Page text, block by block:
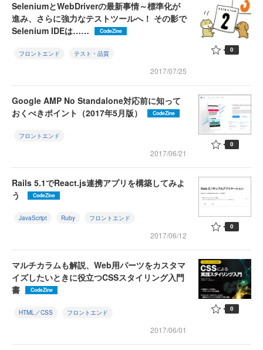
SeleniumとWebDriverの最新事情～標準化が
進み、さらに強力なテストツールへ！ その影で
Selenium IDEは……
CodeZine
フロントエンド テスト・品質
2017/07/25
0
Google AMP No Standalone対応前に知って
おくべきポイント（2017年5月版）
CodeZine
フロントエンド
2017/06/21
0
Rails 5.1でReact.js連携アプリを構築してみよ
う
CodeZine
JavaScript Ruby フロントエンド
2017/06/12
0
マルチカラムも解説、Web用パーツをカスタマ
イズしたいときに役立つCSSスタイリング入門
書
CodeZine
HTML／CSS フロントエンド
2017/06/01
0